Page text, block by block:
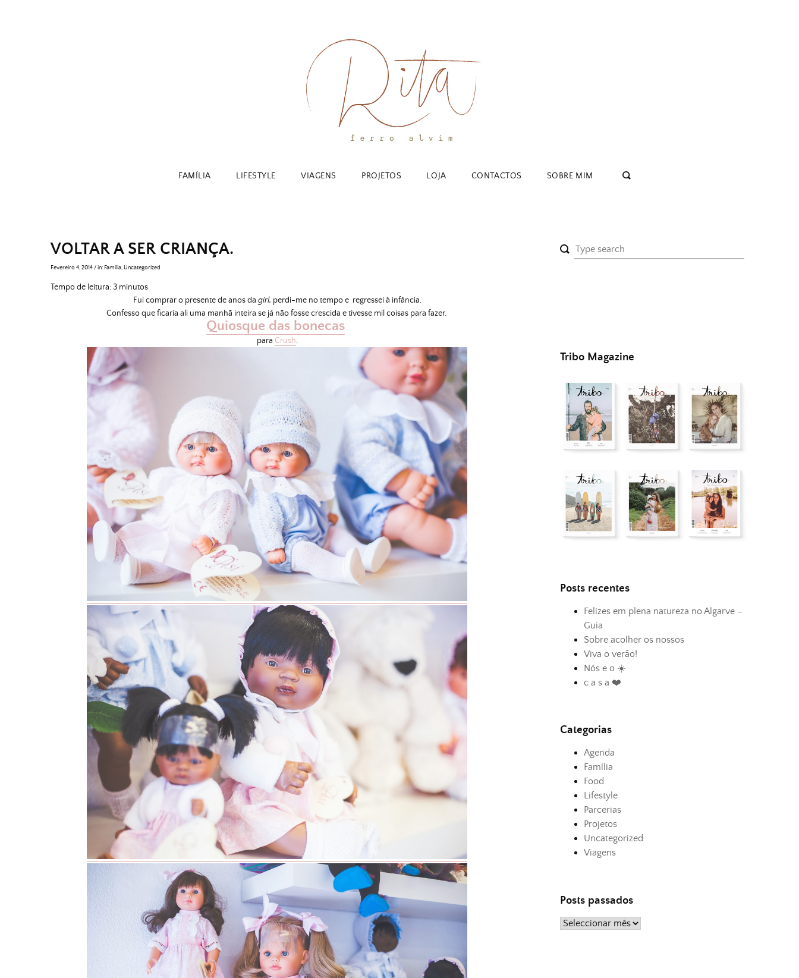
FAMÍLIA LIFESTYLE VIAGENS PROJETOS LOJA CONTACTOS SOBRE MIM
VOLTAR A SER CRIANÇA.
Fevereiro 4, 2014/in: Família, Uncategorized
Tempo de leitura:3 minutos
Fui comprar o presente de anos da girl, perdi-me no tempo e regressei à infância.
Confesso que ficaria ali uma manhã inteira se já não fosse crescida e tivesse mil coisas para fazer.
Quiosque das bonecas
para Crush.
Tribo Magazine
Posts recentes
Felizes em plena natureza no Algarve –
Guia
Sobre acolher os nossos
Viva o verão!
Nós e o ☀️
c a s a ❤️
Categorias
Agenda
Família
Food
Lifestyle
Parcerias
Projetos
Uncategorized
Viagens
Posts passados
Posts